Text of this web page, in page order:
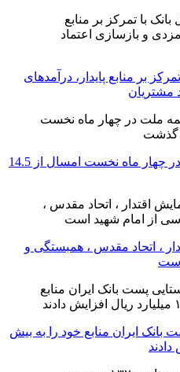
بر منابع پایدار، درآمدهای
مشتریان
حق بیمه تولیدی بیمه ملت در چهار ماه نخست امسال از 14.5
، اتحاد مقدس ، همبستگی و
بانک ایران منابع خود را به بیش